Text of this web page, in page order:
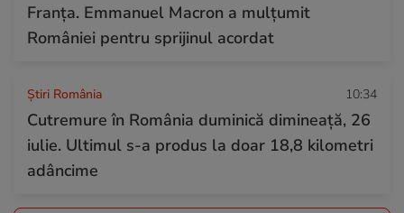
Franța. Emmanuel Macron a mulțumit
României pentru sprijinul acordat
Știri România 10:34
Cutremure în România duminică dimineață, 26
iulie. Ultimul s-a produs la doar 18,8 kilometri
adâncime